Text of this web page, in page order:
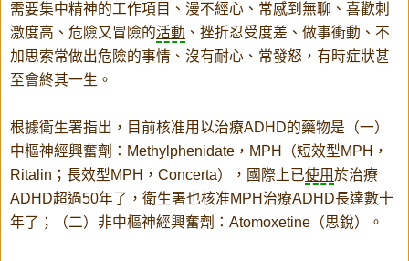
需要集中精神的工作項目、漫不經心、常感到無聊、喜歡刺
激度高、危險又冒險的活動 、挫折忍受度差、做事衝動、不
加思索常做出危險的事情、沒有耐心、常發怒，有時症狀甚
至會終其一生。
根據衛生署指出，目前核准用以治療ADHD的藥物是（一）
中樞神經興奮劑：Methylphenidate，MPH（短效型MPH，
Ritalin；長效型MPH，Concerta），國際上已使用於治療
ADHD超過50年了，衛生署也核准MPH治療ADHD長達數十
年了；（二）非中樞神經興奮劑：Atomoxetine（思銳）。